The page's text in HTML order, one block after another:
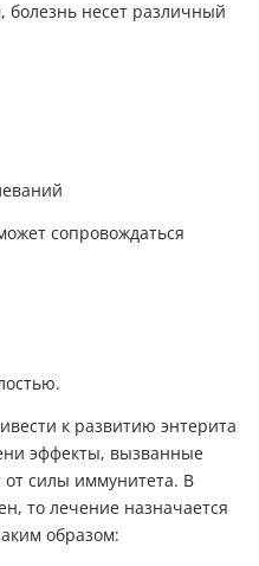
болезнь несет различный
сопровождаться
к развитию энтерита
эффекты, вызванные
от силы иммунитета. В
то лечение назначается
образом: